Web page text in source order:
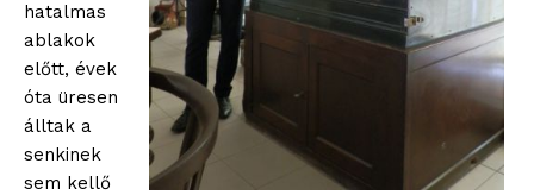
hatalmas
ablakok
előtt, évek
óta üresen
álltak a
senkinek
sem kellő